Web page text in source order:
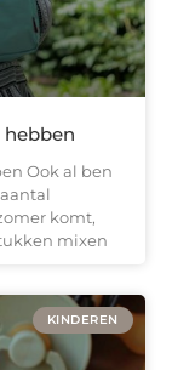
Ook al ben
komt,
mixen
KINDEREN